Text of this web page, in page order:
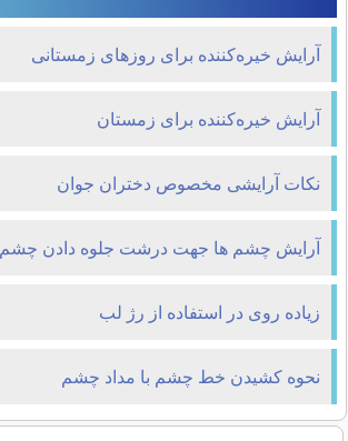
آرایش خیره‌کننده برای روزهای زمستانی
آرایش خیره‌کننده برای زمستان
نکات آرایشی مخصوص دختران جوان
آرايش چشم ها جهت درشت جلوه دادن چشم
زیاده روی در استفاده از رژ لب
نحوه کشیدن خط چشم با مداد چشم